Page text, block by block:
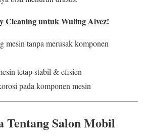
Cleaning untuk Wuling Alvez!
mesin tanpa merusak komponen
tetap stabil & efisien
pada komponen mesin
Tentang Salon Mobil